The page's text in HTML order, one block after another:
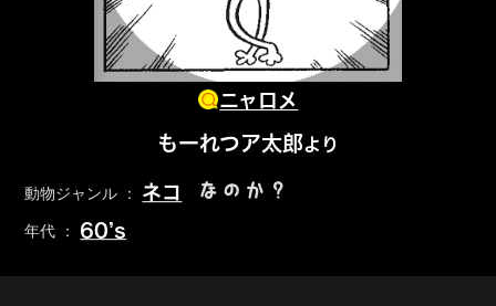
ニャロメ
もーれつア太郎より
動物ジャンル ： ネコ なのか？
年代 ： 60’s